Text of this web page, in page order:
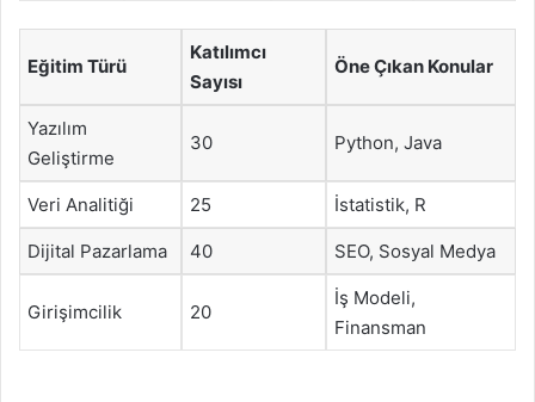
Eğitim Türü
Katılımcı
Sayısı
Öne Çıkan Konular
Yazılım
Geliştirme
30 Python, Java
Veri Analitiği 25 İstatistik, R
Dijital Pazarlama 40 SEO, Sosyal Medya
Girişimcilik 20
İş Modeli,
Finansman